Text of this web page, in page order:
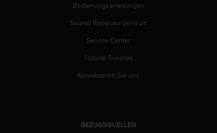
Bedienungsanleitungen
Suunto Reparaturzentrum
Service Center
Tutorial Tuesday
Kontaktieren Sie uns
BEZUGSQUELLEN